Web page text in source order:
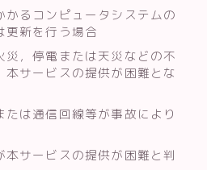
かるコンピュータシステムの
更新を行う場合
災，停電または天災などの不
本サービスの提供が困難とな
たは通信回線等が事故により
本サービスの提供が困難と判